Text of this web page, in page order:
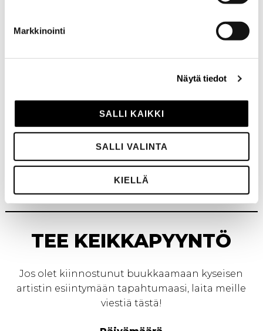
Markkinointi
Näytä tiedot
SALLI KAIKKI
SALLI VALINTA
KIELLÄ
TEE KEIKKAPYYNTÖ
Jos olet kiinnostunut buukkaamaan kyseisen
artistin esiintymään tapahtumaasi, laita meille
viestiä tästä!